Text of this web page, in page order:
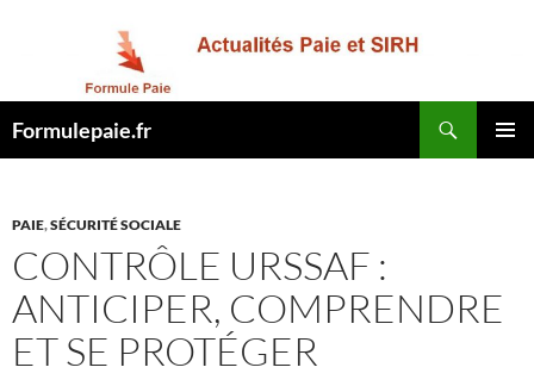
Formulepaie.fr
PAIE,SÉCURITÉ SOCIALE
CONTRÔLE URSSAF :
ANTICIPER, COMPRENDRE
ET SE PROTÉGER